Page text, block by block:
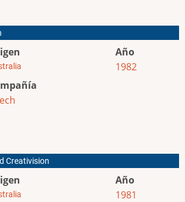
Año
1982
Creativision
Año
1981